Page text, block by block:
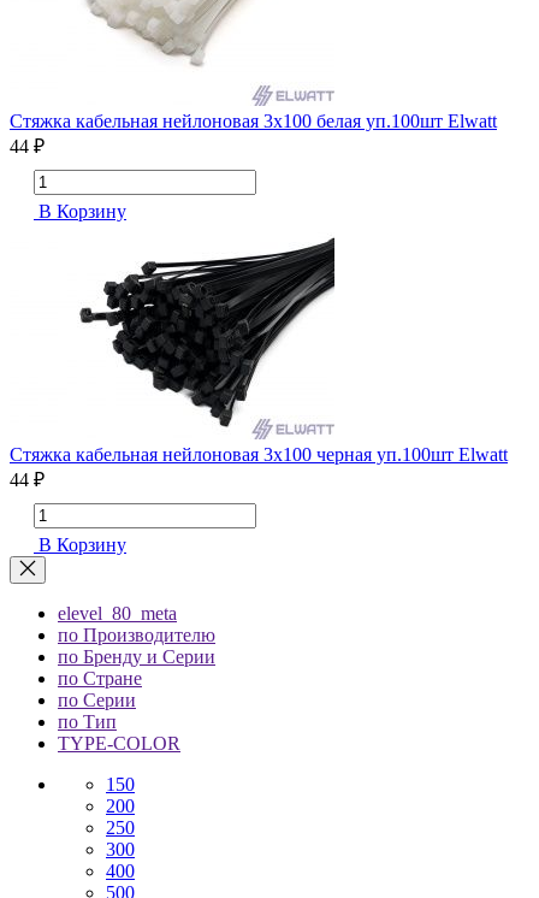
Стяжка кабельная нейлоновая 3х100 белая уп.100шт Elwatt
44 ₽
В Корзину
Стяжка кабельная нейлоновая 3х100 черная уп.100шт Elwatt
44 ₽
В Корзину
elevel_80_meta
по Производителю
по Бренду и Серии
по Стране
по Серии
по Тип
TYPE-COLOR
150
200
250
300
400
500